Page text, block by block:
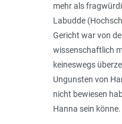
mehr als
Labudde
Gericht war von
wissenschaftlich
keineswegs
Ungunsten von
nicht bewiesen
Hanna sein könne.